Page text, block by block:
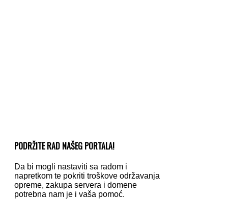
PODRŽITE RAD NAŠEG PORTALA!
Da bi mogli nastaviti sa radom i
napretkom te pokriti troškove održavanja
opreme, zakupa servera i domene
potrebna nam je i vaša pomoć.